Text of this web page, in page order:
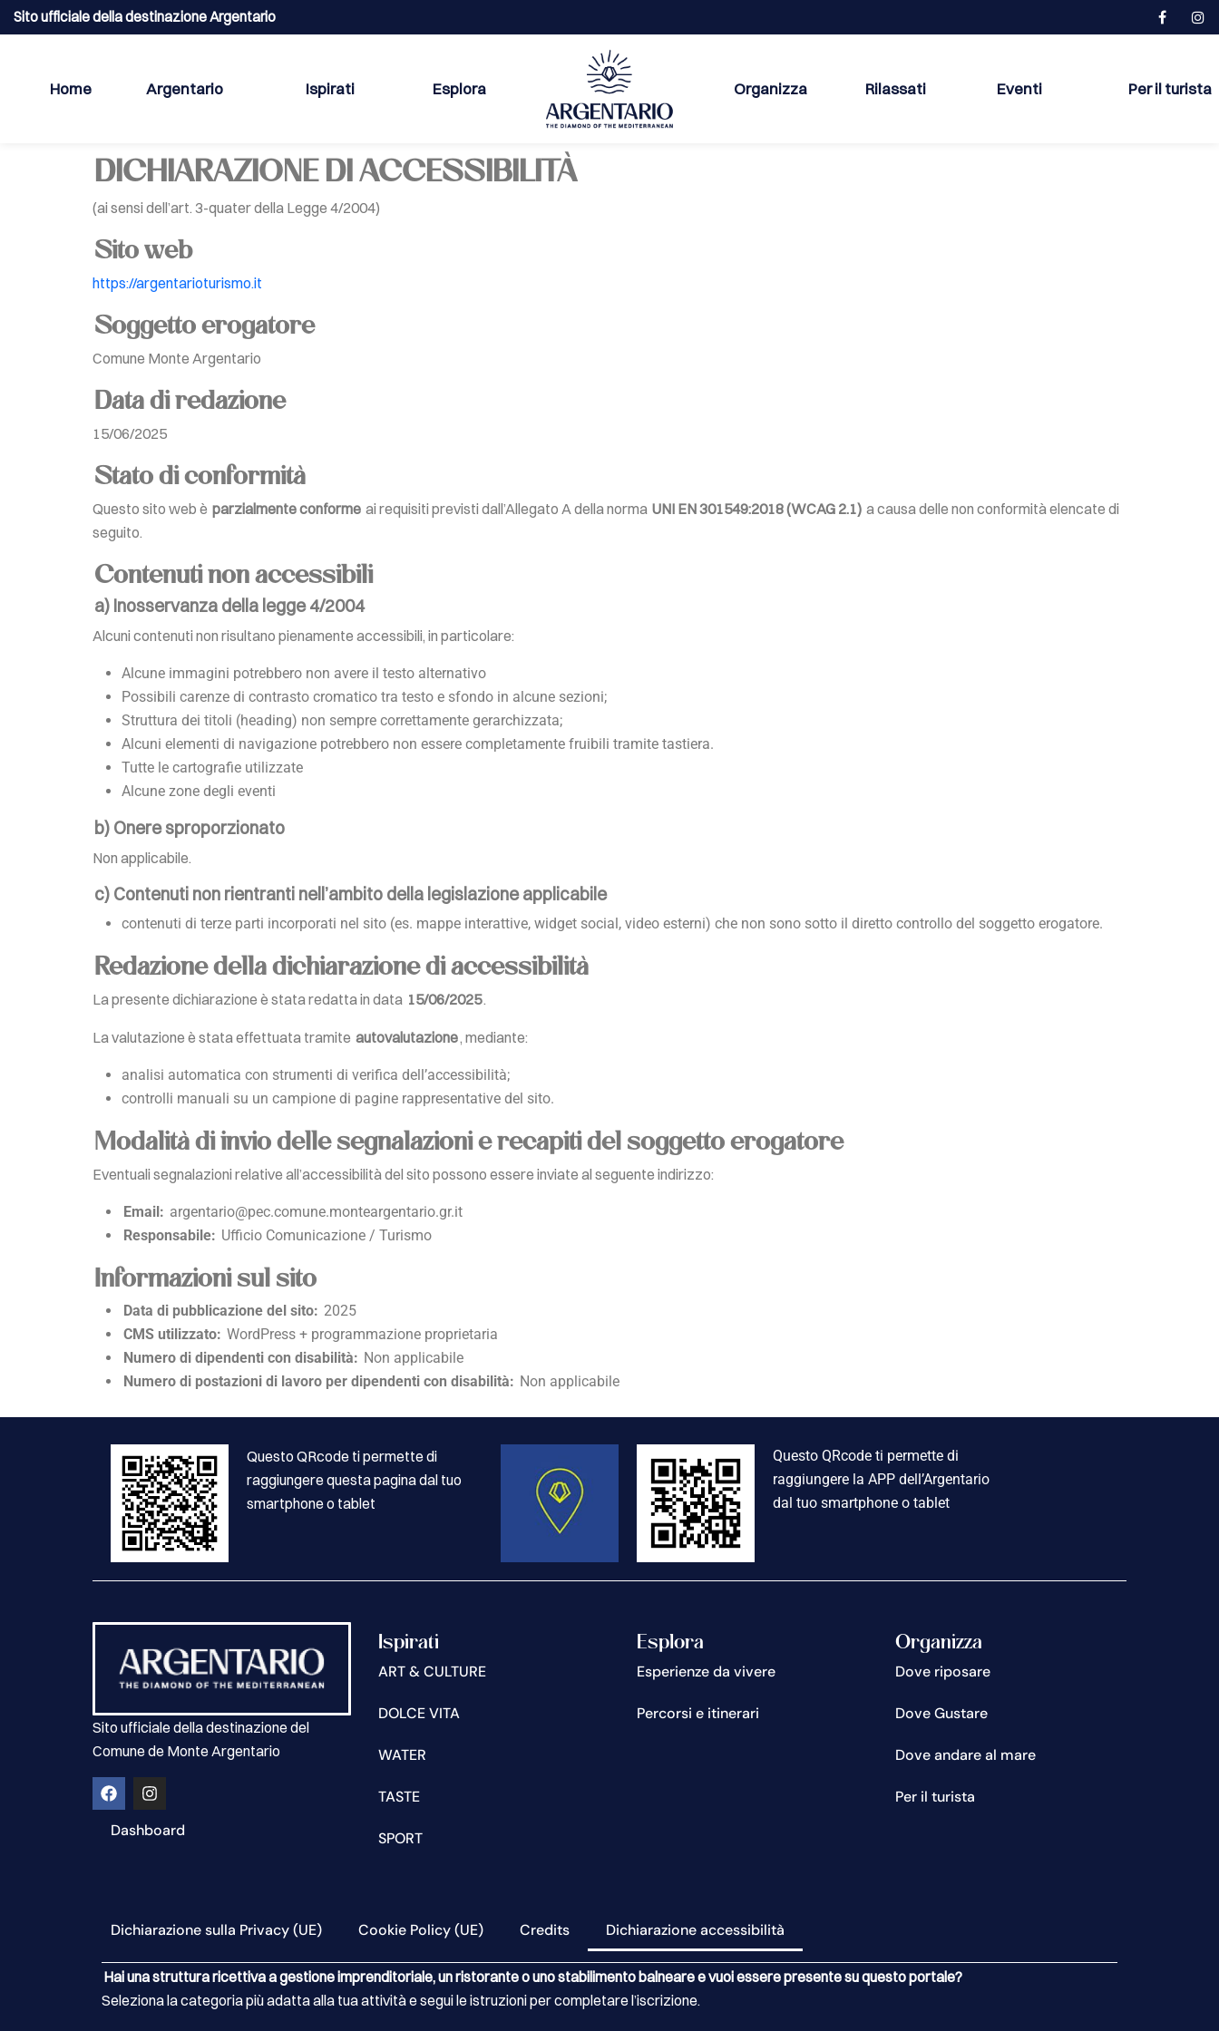
Sito ufficiale della destinazione Argentario
Home Argentario Ispirati Esplora Organizza Rilassati Eventi Per il turista
DICHIARAZIONE DI ACCESSIBILITÀ
(ai sensi dell’art. 3-quater della Legge 4/2004)
Sito web
https://argentarioturismo.it
Soggetto erogatore
Comune Monte Argentario
Data di redazione
15/06/2025
Stato di conformità
Questo sito web è parzialmente conforme ai requisiti previsti dall’Allegato A della norma UNI EN 301549:2018 (WCAG 2.1) a causa delle non conformità elencate di
seguito.
Contenuti non accessibili
a) Inosservanza della legge 4/2004
Alcuni contenuti non risultano pienamente accessibili, in particolare:
Alcune immagini potrebbero non avere il testo alternativo
Possibili carenze di contrasto cromatico tra testo e sfondo in alcune sezioni;
Struttura dei titoli (heading) non sempre correttamente gerarchizzata;
Alcuni elementi di navigazione potrebbero non essere completamente fruibili tramite tastiera.
Tutte le cartografie utilizzate
Alcune zone degli eventi
b) Onere sproporzionato
Non applicabile.
c) Contenuti non rientranti nell’ambito della legislazione applicabile
contenuti di terze parti incorporati nel sito (es. mappe interattive, widget social, video esterni) che non sono sotto il diretto controllo del soggetto erogatore.
Redazione della dichiarazione di accessibilità
La presente dichiarazione è stata redatta in data 15/06/2025.
La valutazione è stata effettuata tramite autovalutazione, mediante:
analisi automatica con strumenti di verifica dell’accessibilità;
controlli manuali su un campione di pagine rappresentative del sito.
Modalità di invio delle segnalazioni e recapiti del soggetto erogatore
Eventuali segnalazioni relative all’accessibilità del sito possono essere inviate al seguente indirizzo:
Email: argentario@pec.comune.monteargentario.gr.it
Responsabile: Ufficio Comunicazione / Turismo
Informazioni sul sito
Data di pubblicazione del sito: 2025
CMS utilizzato: WordPress + programmazione proprietaria
Numero di dipendenti con disabilità: Non applicabile
Numero di postazioni di lavoro per dipendenti con disabilità: Non applicabile
Questo QRcode ti permette di
raggiungere questa pagina dal tuo
smartphone o tablet
Questo QRcode ti permette di
raggiungere la APP dell’Argentario
dal tuo smartphone o tablet
Sito ufficiale della destinazione del
Comune de Monte Argentario
Dashboard
Ispirati
ART & CULTURE
DOLCE VITA
WATER
TASTE
SPORT
Esplora
Esperienze da vivere
Percorsi e itinerari
Organizza
Dove riposare
Dove Gustare
Dove andare al mare
Per il turista
Dichiarazione sulla Privacy (UE) Cookie Policy (UE) Credits Dichiarazione accessibilità
Hai una struttura ricettiva a gestione imprenditoriale, un ristorante o uno stabilimento balneare e vuoi essere presente su questo portale?
Seleziona la categoria più adatta alla tua attività e segui le istruzioni per completare l’iscrizione.